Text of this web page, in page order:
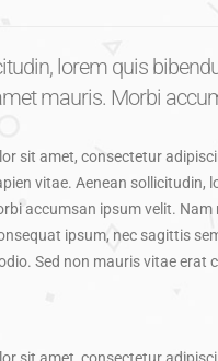
lorem quis
mauris. Morbi
sit amet, consectetur
vitae. Aenean sollicitudin,
accumsan ipsum velit.
ipsum, nec sagittis
Sed non mauris vitae erat